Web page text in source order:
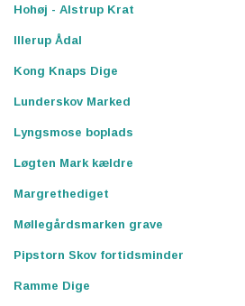
Hohøj - Alstrup Krat
Illerup Ådal
Kong Knaps Dige
Lunderskov Marked
Lyngsmose boplads
Løgten Mark kældre
Margrethediget
Møllegårdsmarken grave
Pipstorn Skov fortidsminder
Ramme Dige